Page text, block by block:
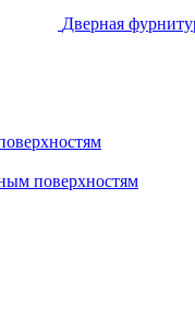
Дверная
поверхностям